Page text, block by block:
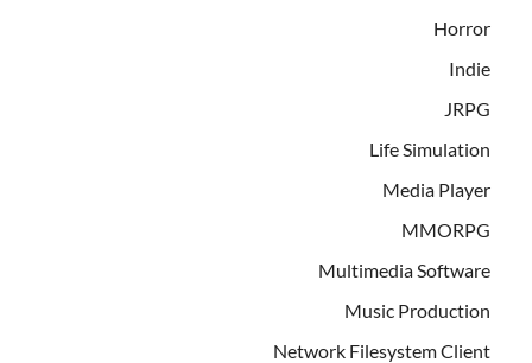
Horror
Indie
JRPG
Life Simulation
Media Player
MMORPG
Multimedia Software
Music Production
Network Filesystem Client